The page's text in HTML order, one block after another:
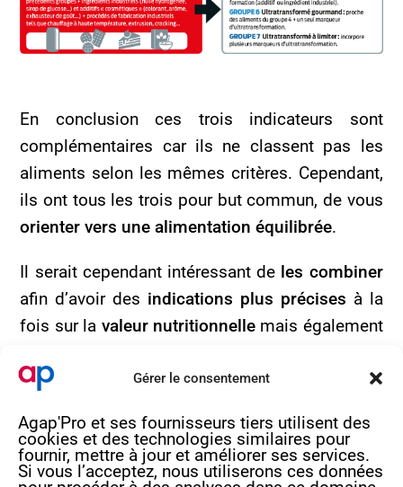
Gérer le consentement
Agap'Pro et ses fournisseurs tiers utilisent des
cookies et des technologies similaires pour
fournir, mettre à jour et améliorer ses services.
Si vous l’acceptez, nous utiliserons ces données
En conclusion ces trois indicateurs sont
complémentaires car ils ne classent pas les
aliments selon les mêmes critères. Cependant,
ils ont tous les trois pour but commun, de vous
orienter vers une alimentation équilibrée.
Il serait cependant intéressant de les combiner
afin d’avoir des indications plus précises à la
fois sur la valeur nutritionnellemais également
Si vous souhaitez plus de renseignements, vous
pouvez contacter le service nutrition par mail à
nutrition@agap-pro.comou par téléphone au
05.56.40.69.99.